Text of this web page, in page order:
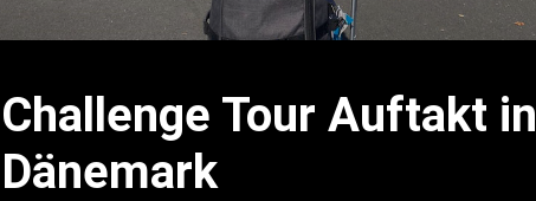
Challenge Tour Auftakt in
Dänemark